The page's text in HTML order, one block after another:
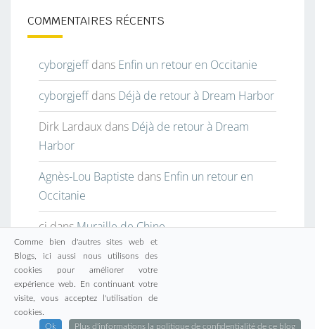
COMMENTAIRES RÉCENTS
cyborgjeffdans Enfin un retour en Occitanie
cyborgjeffdans Déjà de retour à Dream Harbor
Dirk Lardaux dans Déjà de retour à Dream
Harbor
Agnès-Lou Baptiste dans Enfin un retour en
Occitanie
cjdansMuraille de Chine
© 2026 Fièrement propulsé par
Nisarg
Comme bien d'autres sites web et
Blogs, ici aussi nous utilisons des
cookies pour améliorer votre
expérience web. En continuant votre
visite, vous acceptez l'utilisation de
cookies.
Ok
Plus d'informations la politique de confidentialité de ce blog